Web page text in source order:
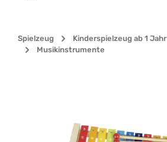
Spielzeug Kinderspielzeug ab 1 Jahr
Musikinstrumente